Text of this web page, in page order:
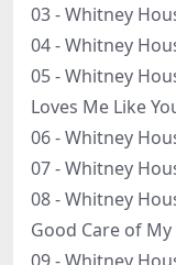
03 - Whitney
04 - Whitney
05 - Whitney
Loves Me Like
06 - Whitney
07 - Whitney
08 - Whitney
Good Care of